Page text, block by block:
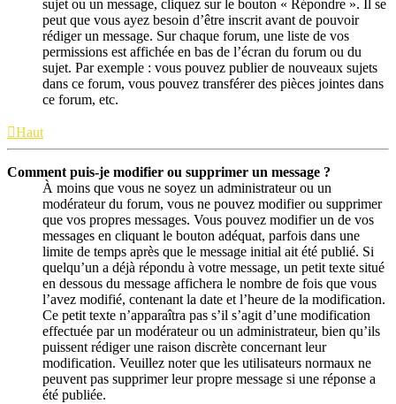
sujet ou un message, cliquez sur le bouton « Répondre ». Il se
peut que vous ayez besoin d’être inscrit avant de pouvoir
rédiger un message. Sur chaque forum, une liste de vos
permissions est affichée en bas de l’écran du forum ou du
sujet. Par exemple : vous pouvez publier de nouveaux sujets
dans ce forum, vous pouvez transférer des pièces jointes dans
ce forum, etc.
Haut
Comment puis-je modifier ou supprimer un message ?
À moins que vous ne soyez un administrateur ou un
modérateur du forum, vous ne pouvez modifier ou supprimer
que vos propres messages. Vous pouvez modifier un de vos
messages en cliquant le bouton adéquat, parfois dans une
limite de temps après que le message initial ait été publié. Si
quelqu’un a déjà répondu à votre message, un petit texte situé
en dessous du message affichera le nombre de fois que vous
l’avez modifié, contenant la date et l’heure de la modification.
Ce petit texte n’apparaîtra pas s’il s’agit d’une modification
effectuée par un modérateur ou un administrateur, bien qu’ils
puissent rédiger une raison discrète concernant leur
modification. Veuillez noter que les utilisateurs normaux ne
peuvent pas supprimer leur propre message si une réponse a
été publiée.